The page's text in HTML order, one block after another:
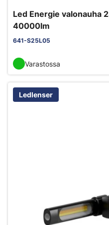
Led Energie valonauha
40000lm
641-S25L05
Varastossa
Ledlenser